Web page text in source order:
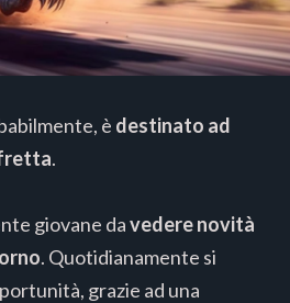
è destinato ad
.
giovane davedere novità
. Quotidianamente si
grazie ad una